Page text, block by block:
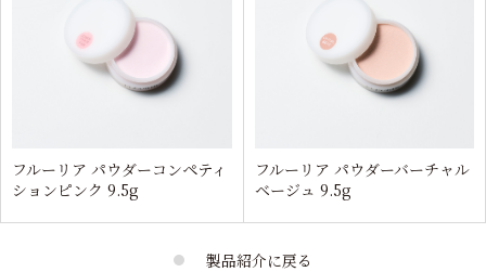
フルーリア パウダーコンペティ
ションピンク 9.5g
フルーリア パウダーバーチャル
ベージュ 9.5g
製品紹介に戻る